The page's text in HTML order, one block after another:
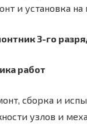
и установка на
3-го
работ
сборка и
узлов и